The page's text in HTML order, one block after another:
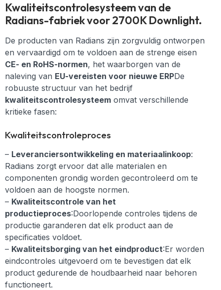
Kwaliteitscontrolesysteem van de
Radians-fabriek voor 2700K Downlight.
De producten van Radians zijn zorgvuldig ontworpen
en vervaardigd om te voldoen aan de strenge eisen
CE- en RoHS-normen, het waarborgen van de
naleving van EU-vereisten voor nieuwe ERPDe
robuuste structuur van het bedrijf
kwaliteitscontrolesysteem omvat verschillende
kritieke fasen:
Kwaliteitscontroleproces
– Leveranciersontwikkeling en materiaalinkoop:
Radians zorgt ervoor dat alle materialen en
componenten grondig worden gecontroleerd om te
voldoen aan de hoogste normen.
– Kwaliteitscontrole van het
productieproces:Doorlopende controles tijdens de
productie garanderen dat elk product aan de
specificaties voldoet.
– Kwaliteitsborging van het eindproduct:Er worden
eindcontroles uitgevoerd om te bevestigen dat elk
product gedurende de houdbaarheid naar behoren
functioneert.